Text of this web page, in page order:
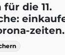
die 11.
zeiten.